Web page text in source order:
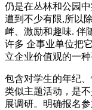
仍是在丛林和公园
遭到不少有限,所以
衅、激励和趣味. 伴
许多 企事业单位把
立企业价值观的一种
包含对学生的年纪
类似主题活动，是
展调研。明确报名